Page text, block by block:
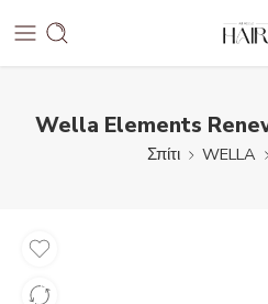
Wella Elements
Σπίτι WELLA